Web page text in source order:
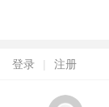
登录 | 注册